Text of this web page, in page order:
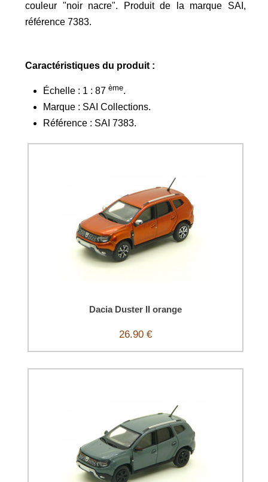
couleur "noir nacre". Produit de la marque SAI,
référence 7383.
Caractéristiques du produit :
Échelle : 1 : 87ème.
Marque : SAI Collections.
Référence : SAI 7383.
Dacia Duster II orange
26.90 €